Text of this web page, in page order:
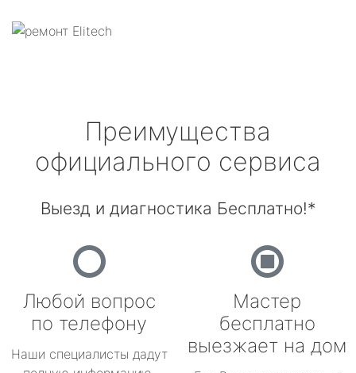
Преимущества
официального сервиса
Выезд и диагностика Бесплатно!*
Любой вопрос
по телефону
Наши специалисты дадут
Мастер
бесплатно
выезжает на дом